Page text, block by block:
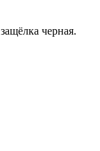
черная.